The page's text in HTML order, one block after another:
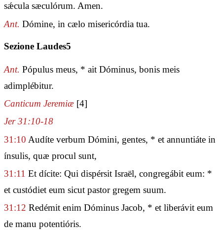
sǽcula sæculórum. Amen.
Ant. Dómine, in cælo misericórdia tua.
Sezione Laudes5
Ant. Pópulus meus, * ait Dóminus, bonis meis
adimplébitur.
Canticum Jeremiæ [4]
Jer 31:10-18
31:10 Audíte verbum Dómini, gentes, * et annuntiáte in
ínsulis, quæ procul sunt,
31:11 Et dícite: Qui dispérsit Israël, congregábit eum: *
et custódiet eum sicut pastor gregem suum.
31:12 Redémit enim Dóminus Jacob, * et liberávit eum
de manu potentióris.